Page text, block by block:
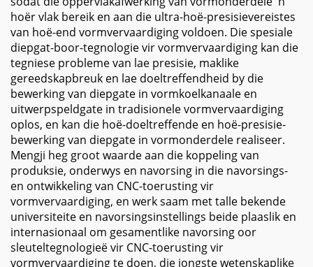
hoër vlak bereik en aan die ultra-hoë-presisievereistes
van hoë-end vormvervaardiging voldoen. Die spesiale
diepgat-boor-tegnologie vir vormvervaardiging kan die
tegniese probleme van lae presisie, maklike
gereedskapbreuk en lae doeltreffendheid by die
bewerking van diepgate in vormkoelkanaale en
uitwerpspeldgate in tradisionele vormvervaardiging
oplos, en kan die hoë-doeltreffende en hoë-presisie-
bewerking van diepgate in vormonderdele realiseer.
Mengji heg groot waarde aan die koppeling van
produksie, onderwys en navorsing in die navorsings-
en ontwikkeling van CNC-toerusting vir
vormvervaardiging, en werk saam met talle bekende
universiteite en navorsingsinstellings beide plaaslik en
internasionaal om gesamentlike navorsing oor
sleuteltegnologieë vir CNC-toerusting vir
vormvervaardiging te doen, die jongste wetenskaplike